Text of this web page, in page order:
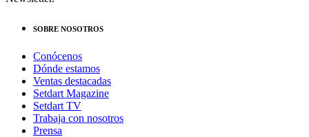
SOBRE NOSOTROS
Conócenos
Dónde estamos
Ventas destacadas
Setdart Magazine
Setdart TV
Trabaja con nosotros
Prensa